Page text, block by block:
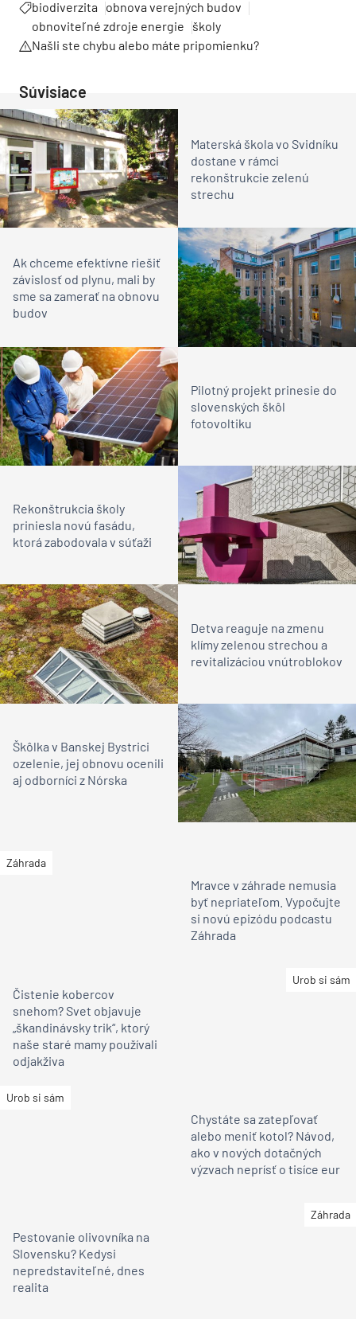
biodiverzita
obnova verejných budov
obnoviteľné zdroje energie
školy
Našli ste chybu alebo máte pripomienku?
Súvisiace
Materská škola vo Svidníku
dostane v rámci
rekonštrukcie zelenú
strechu
Ak chceme efektívne riešiť
závislosť od plynu, mali by
sme sa zamerať na obnovu
budov
Pilotný projekt prinesie do
slovenských škôl
fotovoltiku
Rekonštrukcia školy
priniesla novú fasádu,
ktorá zabodovala v súťaži
Detva reaguje na zmenu
klímy zelenou strechou a
revitalizáciou vnútroblokov
Škôlka v Banskej Bystrici
ozelenie, jej obnovu ocenili
aj odborníci z Nórska
Záhrada
Mravce v záhrade nemusia
byť nepriateľom. Vypočujte
si novú epizódu podcastu
Záhrada
Urob si sám
Čistenie kobercov
snehom? Svet objavuje
„škandinávsky trik“, ktorý
naše staré mamy používali
odjakživa
Urob si sám
Chystáte sa zatepľovať
alebo meniť kotol? Návod,
ako v nových dotačných
výzvach neprísť o tisíce eur
Pestovanie olivovníka na
Slovensku? Kedysi
nepredstaviteľné, dnes